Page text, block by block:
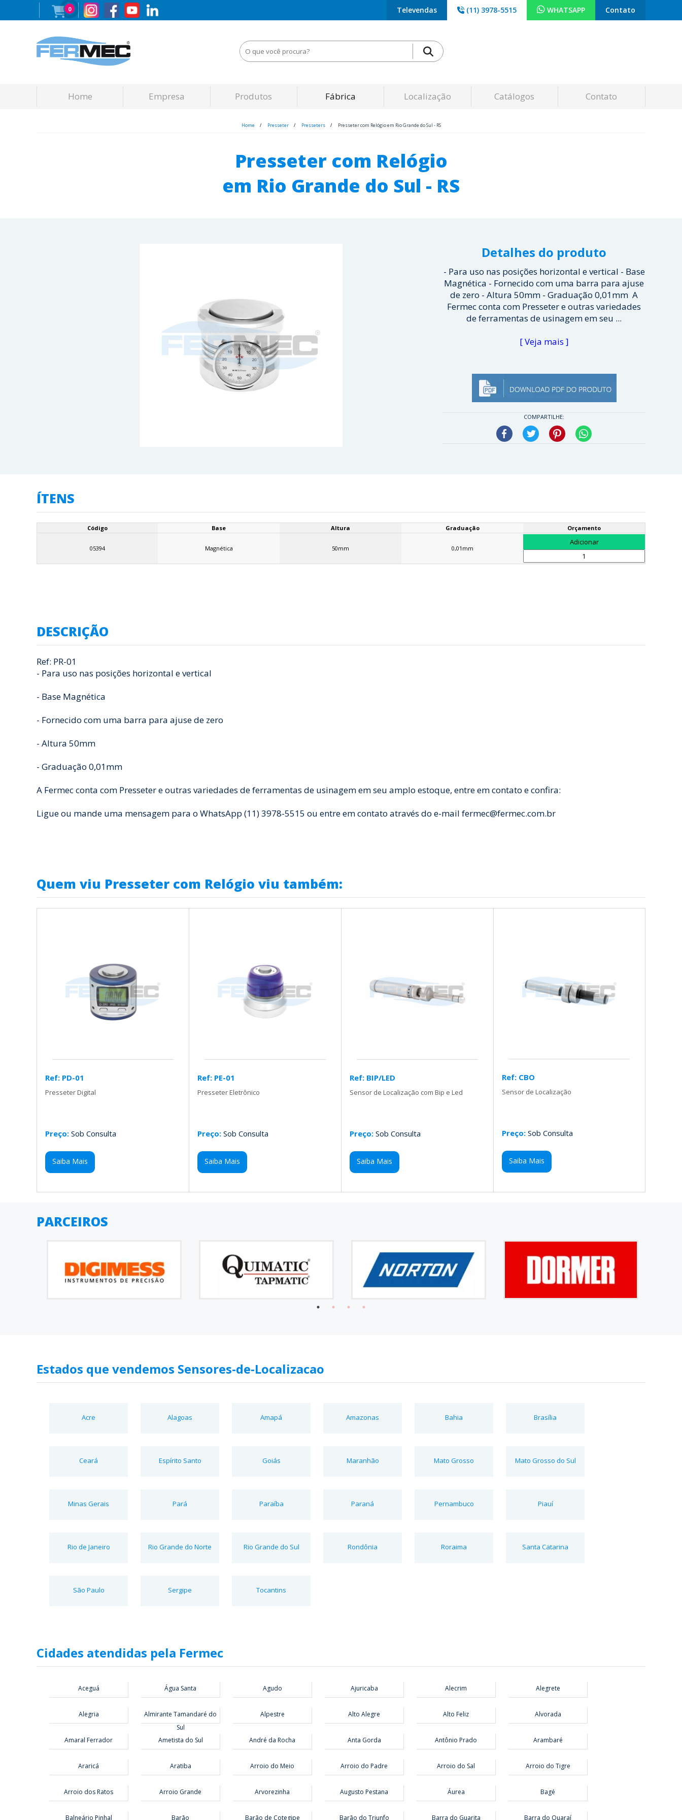
0 Contato
WHATSAPP
(11) 3978-5515
Televendas
Home Empresa Produtos Fábrica Localização Catálogos Contato
Home Presseter Presseters Presseter com Relógio em Rio Grande do Sul - RS
Presseter com Relógio
em Rio Grande do Sul - RS
Detalhes do produto
- Para uso nas posições horizontal e vertical - Base
Magnética - Fornecido com uma barra para ajuse
de zero - Altura 50mm - Graduação 0,01mm A
Fermec conta com Presseter e outras variedades
de ferramentas de usinagem em seu ...
[ Veja mais ]
COMPARTILHE:
Facebook Twitter Pinterest
ÍTENS
Código Base Altura Graduação Orçamento
05394 Magnética 50mm 0,01mm
DESCRIÇÃO
Ref: PR-01
- Para uso nas posições horizontal e vertical
- Base Magnética
- Fornecido com uma barra para ajuse de zero
- Altura 50mm
- Graduação 0,01mm
A Fermec conta com Presseter e outras variedades de ferramentas de usinagem em seu amplo estoque, entre em contato e confira:
Ligue ou mande uma mensagem para o WhatsApp (11) 3978-5515 ou entre em contato através do e-mail fermec@fermec.com.br
Quem viu Presseter com Relógio viu também:
Ref: PD-01
Presseter Digital
Preço: Sob Consulta
Saiba Mais
Ref: PE-01
Presseter Eletrônico
Preço: Sob Consulta
Saiba Mais
Ref: BIP/LED
Sensor de Localização com Bip e Led
Preço: Sob Consulta
Saiba Mais
Ref: CBO
Sensor de Localização
Preço: Sob Consulta
Saiba Mais
PARCEIROS
Estados que vendemos Sensores-de-Localizacao
Acre Alagoas Amapá Amazonas Bahia Brasília
Ceará Espírito Santo Goiás Maranhão Mato Grosso Mato Grosso do Sul
Minas Gerais Pará Paraíba Paraná Pernambuco Piauí
Rio de Janeiro Rio Grande do Norte Rio Grande do Sul Rondônia Roraima Santa Catarina
São Paulo Sergipe Tocantins
Cidades atendidas pela Fermec
Aceguá Água Santa Agudo Ajuricaba Alecrim Alegrete
Alegria
Almirante Tamandaré do
Sul
Alpestre Alto Alegre Alto Feliz Alvorada
Amaral Ferrador Ametista do Sul André da Rocha Anta Gorda Antônio Prado Arambaré
Araricá Aratiba Arroio do Meio Arroio do Padre Arroio do Sal Arroio do Tigre
Arroio dos Ratos Arroio Grande Arvorezinha Augusto Pestana Áurea Bagé
Balneário Pinhal Barão Barão de Cotegipe Barão do Triunfo Barra do Guarita Barra do Quaraí